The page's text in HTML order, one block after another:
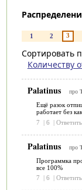
1 2 3
Сортировать
Количеству
Palatinus про
Ещё разок
работает без
7
| 6 | Ответить
Palatinus про
Программка
все 100%
7
| 6 | Ответить